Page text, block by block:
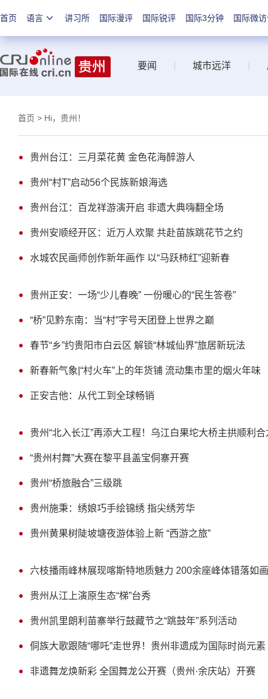
首页 语言 讲习所 国际漫评 国际锐评 国际3分钟 国际微
要闻 城市远洋
首页 > Hi，贵州！
贵州台江：三月菜花黄 金色花海醉游人
贵州“村T”启动56个民族新娘海选
贵州台江：百龙祥游演开启 非遗大典嗨翻全场
贵州安顺经开区：近万人欢聚 共赴苗族跳花节之约
水城农民画师创作新年画作 以“马跃柿红”迎新春
贵州正安：一场“少儿春晚” 一份暖心的“民生答卷”
“桥”见黔东南：当“村”字号天团登上世界之巅
春节“乡”约贵阳市白云区 解锁“林城仙界”旅居新玩法
新春新气象|“村火车”上的年货铺 流动集市里的烟火年味
正安吉他：从代工到全球畅销
贵州“北入长江”再添大工程！乌江白果坨大桥主拱顺利合
“贵州村舞”大赛在黎平县盖宝侗寨开赛
贵州“桥旅融合”三级跳
贵州施秉：绣娘巧手绘锦绣 指尖绣芳华
贵州黄果树陡坡塘夜游体验上新 “西游之旅”
六枝播雨峰林展现喀斯特地质魅力 200余座峰体错落如画
贵州从江上演原生态“梯”台秀
贵州凯里朗利苗寨举行鼓藏节之“跳鼓年”系列活动
侗族大歌跟随“哪吒”走世界！贵州非遗成为国际时尚元素
非遗舞龙焕新彩 全国舞龙公开赛（贵州·余庆站）开赛